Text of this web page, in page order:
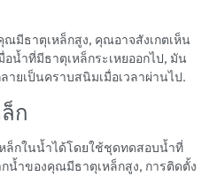
มีธาตุเหล็กสูง, คุณอาจสังเกตเห็น
น้ำที่มีธาตุเหล็กระเหยออกไป, มัน
ยเป็นคราบสนิมเมื่อเวลาผ่านไป.
ก
ล็กในน้ำได้โดยใช้ชุดทดสอบน้ำที่
น้ำของคุณมีธาตุเหล็กสูง, การติดตั้ง